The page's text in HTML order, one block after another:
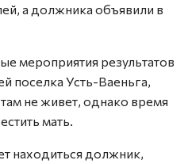
а должника объявили в
мероприятия результатов
поселка Усть-Ваеньга,
не живет, однако время
мать.
находиться должник,